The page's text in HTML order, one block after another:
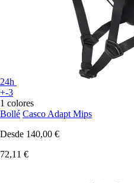
24h
+-3
1 colores
Bollé Casco Adapt Mips
Desde 140,00 €
72,11 €